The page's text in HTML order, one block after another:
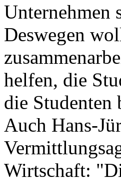
Unternehmen
Deswegen
helfen, die
die Studenten
Auch Hans-
Wirtschaft: